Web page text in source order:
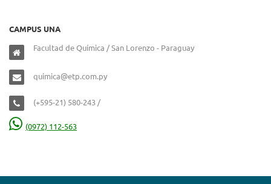
CAMPUS UNA
Facultad de Química / San Lorenzo - Paraguay
quimica@etp.com.py
(+595-21) 580-243 /
(0972) 112-563